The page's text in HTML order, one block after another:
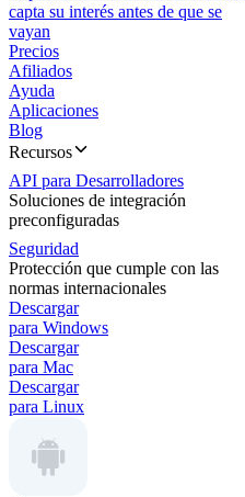
capta su interés antes de que se
vayan
Precios
Afiliados
Ayuda
Aplicaciones
Blog
Recursos
API para Desarrolladores
Soluciones de integración
preconfiguradas
Seguridad
Protección que cumple con las
normas internacionales
Descargar
para Windows
Descargar
para Mac
Descargar
para Linux